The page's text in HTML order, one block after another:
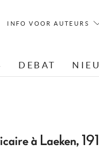
INFO VOOR AUTEURS
DEBAT
à Laeken,